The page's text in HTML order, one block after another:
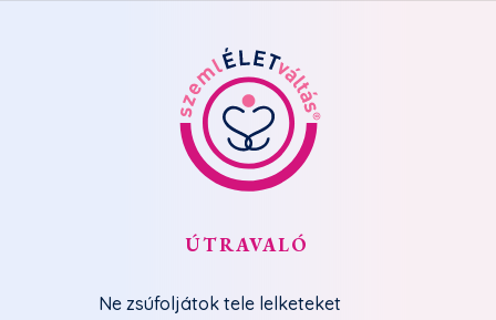
ÚTRAVALÓ
Ne zsúfoljátok tele lelketeket